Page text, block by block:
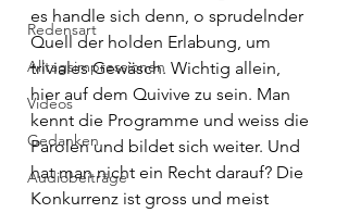
Redensart
Alltagsimpressionen
Videos
Gedanken
Audiobeiträge
es handle sich denn, o sprudelnder
Quell der holden Erlabung, um
triviales Gewäsch. Wichtig allein,
hier auf dem Quivive zu sein. Man
kennt die Programme und weiss die
Parolen und bildet sich weiter. Und
hat man nicht ein Recht darauf? Die
Konkurrenz ist gross und meist